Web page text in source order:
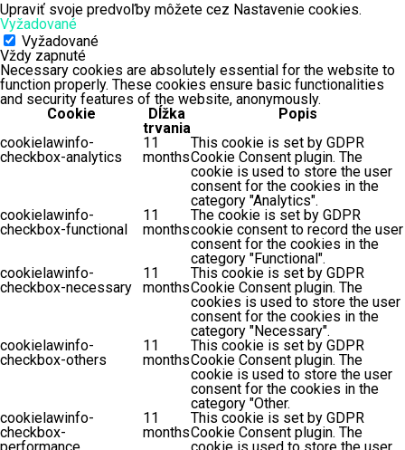
Upraviť svoje predvoľby môžete cez Nastavenie cookies.
Vyžadované
Vyžadované
Vždy zapnuté
Necessary cookies are absolutely essential for the website to
function properly. These cookies ensure basic functionalities
and security features of the website, anonymously.
Cookie
Dĺžka
trvania
Popis
cookielawinfo-
checkbox-analytics
11
months
This cookie is set by GDPR
Cookie Consent plugin. The
cookie is used to store the user
consent for the cookies in the
category "Analytics".
cookielawinfo-
checkbox-functional
11
months
The cookie is set by GDPR
cookie consent to record the user
consent for the cookies in the
category "Functional".
cookielawinfo-
checkbox-necessary
11
months
This cookie is set by GDPR
Cookie Consent plugin. The
cookies is used to store the user
consent for the cookies in the
category "Necessary".
cookielawinfo-
checkbox-others
11
months
This cookie is set by GDPR
Cookie Consent plugin. The
cookie is used to store the user
consent for the cookies in the
category "Other.
cookielawinfo-
checkbox-
11
months
This cookie is set by GDPR
Cookie Consent plugin. The